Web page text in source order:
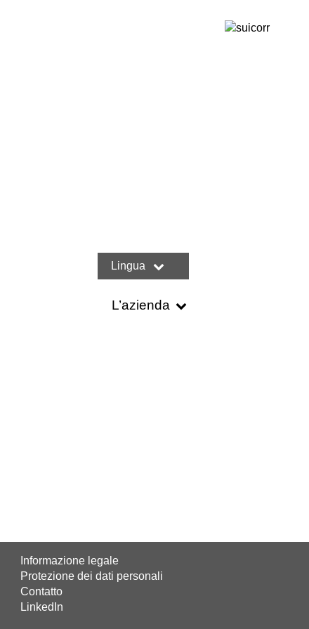
Lingua
L’azienda
Informazione legale
Protezione dei dati personali
Contatto
LinkedIn